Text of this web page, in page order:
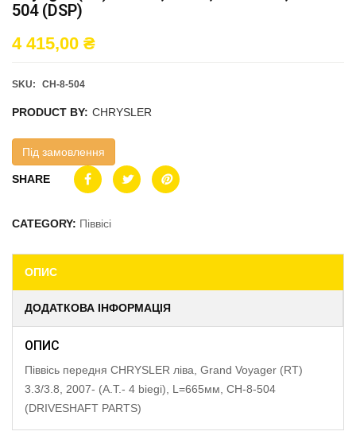
504 (DSP)
4 415,00 ₴
SKU: CH-8-504
PRODUCT BY: CHRYSLER
Під замовлення
SHARE
CATEGORY: Піввісі
ОПИС
ДОДАТКОВА ІНФОРМАЦІЯ
ОПИС
Піввісь передня CHRYSLER ліва, Grand Voyager (RT)
3.3/3.8, 2007- (A.T.- 4 biegi), L=665мм, CH-8-504
(DRIVESHAFT PARTS)